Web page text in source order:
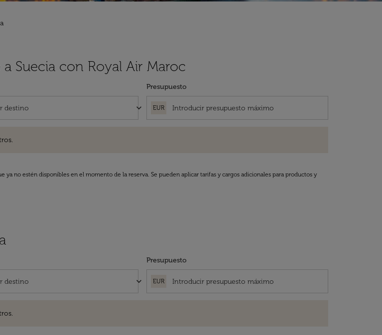
Suecia con Royal Air Maroc
keyboard_arrow_down
Presupuesto
EUR
no estén disponibles en el momento de la reserva. Se pueden aplicar tarifas y cargos adicionales para productos y
keyboard_arrow_down
Presupuesto
EUR